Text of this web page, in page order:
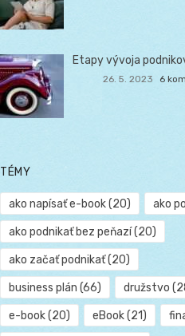
Etapy vývoja
26. 5. 2023 6
TÉMY
ako napísať e-book(20) ako
ako podnikať bez peňazí(20)
ako začať podnikať(20)
business plán (66) družstvo
e-book(20) eBook(21)